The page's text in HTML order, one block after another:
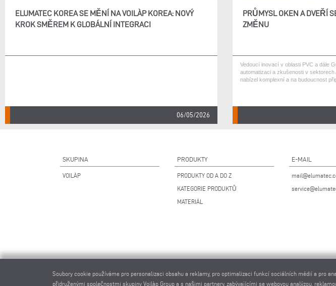
ELUMATEC KOREA SE MĚNÍ NA VOILÀP KOREA: NOVÝ
KROK SMĚREM K GLOBÁLNÍ INTEGRACI
06/05/2026
PRŮMYSL OKEN A DVEŘÍ
ZMĚNU
Vedoucí inovací v oblasti PVC a dále
automatizaci a zkušenosti v
nabízel komplexní a na budoucnost
SKUPINA
VOILÀP
PRODUKTY
PRODUKTY OD A DO Z
KATEGORIE PRODUKTŮ
MATERIÁL
E-MAIL
Soubory cookie používáme pro personalizaci obsahu a reklamy, pro optimalizaci funkcí sociálních médií a pro
přidruženými společnostmi skupiny Voilàp Group a s našimi partnery, zabývajícími se webovou analýzou,